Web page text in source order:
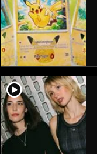
player2